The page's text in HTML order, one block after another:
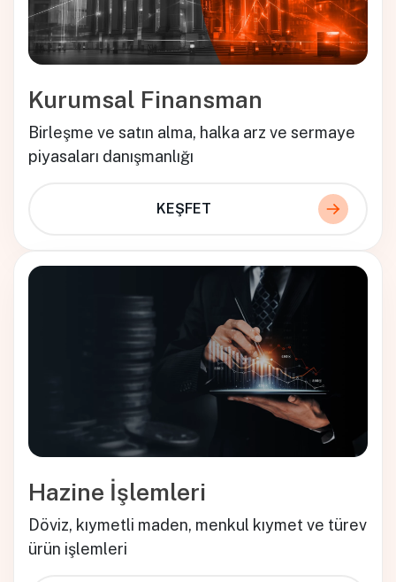
Kurumsal Finansman
Birleşme ve satın alma, halka arz ve sermaye
piyasaları danışmanlığı
KEŞFET
Hazine İşlemleri
Döviz, kıymetli maden, menkul kıymet ve türev
ürün işlemleri